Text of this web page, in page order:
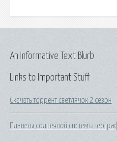
Links to Important Stuff
Скачать торрент светлячок 2 сезон
Планеты солнечной системы
An Informative Text Blurb